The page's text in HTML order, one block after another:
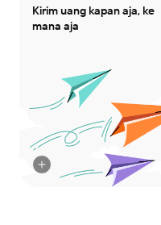
Kirim uang kapan aja, ke
mana aja
Kirim uang ke mana aja
dan atur jadwal transfer